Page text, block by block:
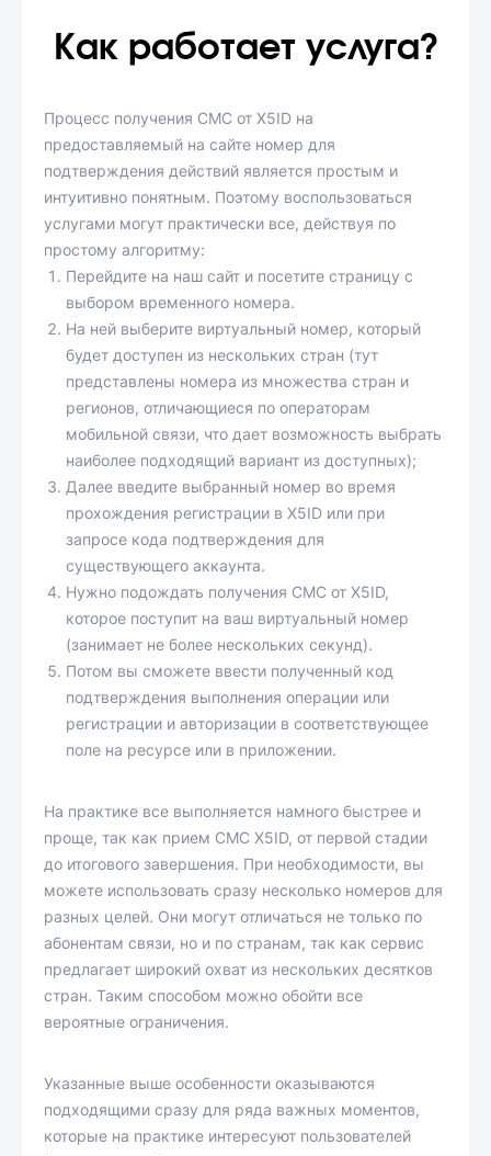
Как работает услуга?
Процесс получения СМС от X5ID на
предоставляемый на сайте номер для
подтверждения действий является простым и
интуитивно понятным. Поэтому воспользоваться
услугами могут практически все, действуя по
простому алгоритму:
Перейдите на наш сайт и посетите страницу с
выбором временного номера.
На ней выберите виртуальный номер, который
будет доступен из нескольких стран (тут
представлены номера из множества стран и
регионов, отличающиеся по операторам
мобильной связи, что дает возможность выбрать
наиболее подходящий вариант из доступных);
Далее введите выбранный номер во время
прохождения регистрации в X5ID или при
запросе кода подтверждения для
существующего аккаунта.
Нужно подождать получения СМС от X5ID,
которое поступит на ваш виртуальный номер
(занимает не более нескольких секунд).
Потом вы сможете ввести полученный код
подтверждения выполнения операции или
регистрации и авторизации в соответствующее
поле на ресурсе или в приложении.
На практике все выполняется намного быстрее и
проще, так как прием СМС X5ID, от первой стадии
до итогового завершения. При необходимости, вы
можете использовать сразу несколько номеров для
разных целей. Они могут отличаться не только по
абонентам связи, но и по странам, так как сервис
предлагает широкий охват из нескольких десятков
стран. Таким способом можно обойти все
вероятные ограничения.
Указанные выше особенности оказываются
подходящими сразу для ряда важных моментов,
которые на практике интересуют пользователей